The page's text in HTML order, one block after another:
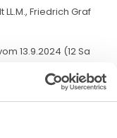
Friedrich Graf
13.9.2024 (12 Sa